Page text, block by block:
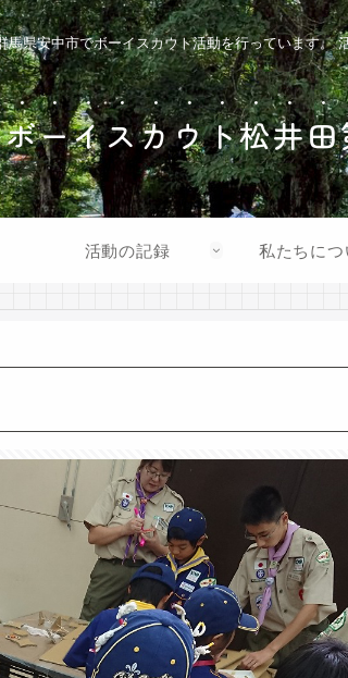
馬県安中市でボーイスカウト活動を行っています。
ボーイスカウト松井
活動の記録 私たちにつ